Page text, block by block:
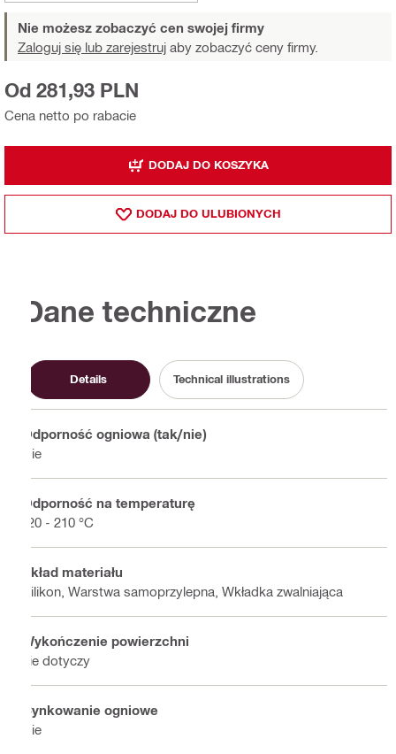
Nie możesz zobaczyć cen swojej firmy
Zaloguj się lub zarejestruj aby zobaczyć ceny firmy.
Cena netto po rabacie
Od 281,93 PLN
DODAJ DO KOSZYKA
DODAJ DO ULUBIONYCH
Dane techniczne
Details Technical illustrations
Odporność ogniowa (tak/nie)
Nie
Odporność na temperaturę
-20 - 210 °C
Skład materiału
Silikon, Warstwa samoprzylepna, Wkładka zwalniająca
Wykończenie powierzchni
nie dotyczy
Cynkowanie ogniowe
Nie